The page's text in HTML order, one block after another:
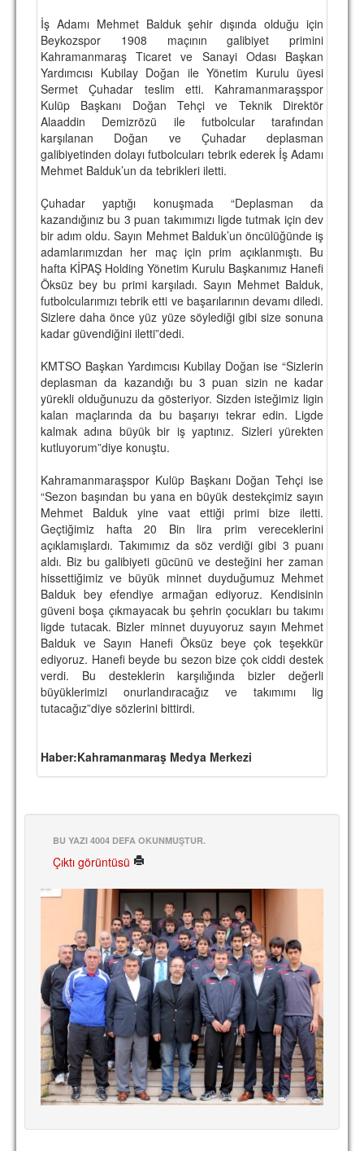
TARİHÇE
TARİHİ BAŞARILAR
BASINDAN
KUPA MAÇLARI
ESKi BAŞKANLAR
ESKİ HOCALAR
HAKKIMIZDA
MİSYON
HAKKIMIZDA
İRTİBAT
SİTE İSTATİSTİKLERİ
REKLAM YAYINI
İş Adamı Mehmet Balduk şehir dışında olduğu için
Beykozspor 1908 maçının galibiyet primini
Kahramanmaraş Ticaret ve Sanayi Odası Başkan
Yardımcısı Kubilay Doğan ile Yönetim Kurulu üyesi
Sermet Çuhadar teslim etti. Kahramanmaraşspor
Kulüp Başkanı Doğan Tehçi ve Teknik Direktör
Alaaddin Demizrözü ile futbolcular tarafından
karşılanan Doğan ve Çuhadar deplasman
galibiyetinden dolayı futbolcuları tebrik ederek İş Adamı
Mehmet Balduk’un da tebrikleri iletti.
Çuhadar yaptığı konuşmada “Deplasman da
kazandığınız bu 3 puan takımımızı ligde tutmak için dev
bir adım oldu. Sayın Mehmet Balduk’un öncülüğünde iş
adamlarımızdan her maç için prim açıklanmıştı. Bu
hafta KİPAŞ Holding Yönetim Kurulu Başkanımız Hanefi
Öksüz bey bu primi karşıladı. Sayın Mehmet Balduk,
futbolcularımızı tebrik etti ve başarılarının devamı diledi.
Sizlere daha önce yüz yüze söylediği gibi size sonuna
kadar güvendiğini iletti”dedi.
KMTSO Başkan Yardımcısı Kubilay Doğan ise “Sizlerin
deplasman da kazandığı bu 3 puan sizin ne kadar
yürekli olduğunuzu da gösteriyor. Sizden isteğimiz ligin
kalan maçlarında da bu başarıyı tekrar edin. Ligde
kalmak adına büyük bir iş yaptınız. Sizleri yürekten
kutluyorum”diye konuştu.
Kahramanmaraşspor Kulüp Başkanı Doğan Tehçi ise
“Sezon başından bu yana en büyük destekçimiz sayın
Mehmet Balduk yine vaat ettiği primi bize iletti.
Geçtiğimiz hafta 20 Bin lira prim vereceklerini
açıklamışlardı. Takımımız da söz verdiği gibi 3 puanı
aldı. Biz bu galibiyeti gücünü ve desteğini her zaman
hissettiğimiz ve büyük minnet duyduğumuz Mehmet
Balduk bey efendiye armağan ediyoruz. Kendisinin
güveni boşa çıkmayacak bu şehrin çocukları bu takımı
ligde tutacak. Bizler minnet duyuyoruz sayın Mehmet
Balduk ve Sayın Hanefi Öksüz beye çok teşekkür
ediyoruz. Hanefi beyde bu sezon bize çok ciddi destek
verdi. Bu desteklerin karşılığında bizler değerli
büyüklerimizi onurlandıracağız ve takımımı lig
tutacağız”diye sözlerini bittirdi.
Haber:Kahramanmaraş Medya Merkezi
BU YAZI 4004 DEFA OKUNMUŞTUR.
Çıktı görüntüsü